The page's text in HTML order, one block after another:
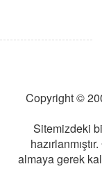
Copyright ©
Sitemizdeki
almaya gerek